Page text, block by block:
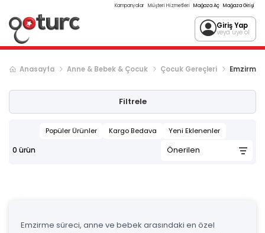
Kampanyalar Müşteri Hizmetleri Mağaza Aç Mağaza Girişi
Giriş Yap
veya üye ol
Anasayfa Anne & Bebek & Çocuk Çocuk Gereçleri Emzirme
Filtrele
Popüler Ürünler Kargo Bedava Yeni Eklenenler
0 ürün
Emzirme süreci, anne ve bebek arasındaki en özel